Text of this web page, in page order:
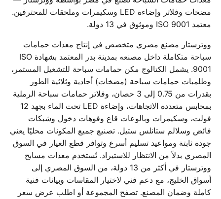
مضخات وفلاتر وإضاءة LED وسكيمرات وملحقات للمحترفين.
معتمد ISO 9001 وموثوق في 13 دولة.
ووترستار مصنع مصري متخصص في إنتاج معدات حمامات
سباحة متكاملة داخل مصنعه بمدينة بدر المعتمد بشهادة ISO
9001. يشمل الكتالوج مكن حمامات سباحة للتشغيل المستمر،
وطلمبات حمامات سباحة (مضخات) أحادية وثلاثية الطور
بقدرات من 0.75 إلى 3 حصان، وفلاتر حمامات سباحة الرملية
بمحابس متعددة الاتجاهات، وإضاءة LED تحت الماء بجهد 12
فولت، وسكيمرات وبالوعات قاع وفوهات دخول وشبكات
فائض وسلالم ستانلس ستيل. تصنيع جميع المكونات محليًا يعني
جودة ثابتة ومواعيد تسليم أسرع وتوافر قطع الغيار في السوق
المصري بدلاً من الانتظار للاستيراد. تُستخدم معدات مسابح
ووترستار في أكثر من 13 دولة، من السوق المصري إلى
أسواق الخليج، مع دعم فني لاختيار المقاسات وبيانات فنية
كاملة وضمان المصنع. تصفح المجموعة أو اطلب عرض سعر